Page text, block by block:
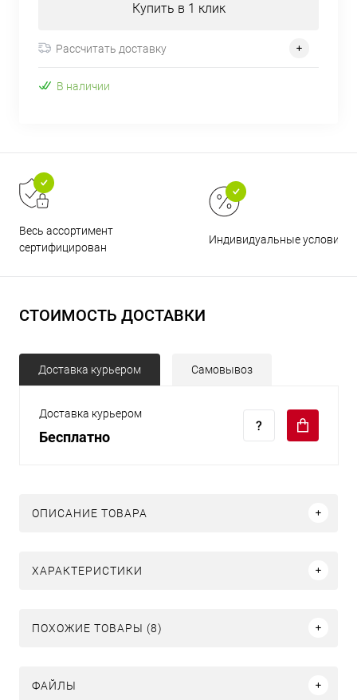
Купить в 1 клик
Рассчитать доставку
В наличии
Весь ассортимент
сертифицирован
Индивидуальные условия
СТОИМОСТЬ ДОСТАВКИ
Доставка курьером Самовывоз
Доставка курьером
Бесплатно
ОПИСАНИЕ ТОВАРА
ХАРАКТЕРИСТИКИ
ПОХОЖИЕ ТОВАРЫ (8)
ФАЙЛЫ